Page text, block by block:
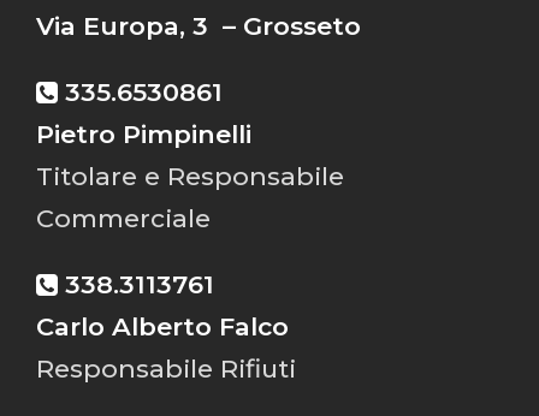
Via Europa, 3 – Grosseto
335.6530861
Pietro Pimpinelli
Titolare e Responsabile
Commerciale
338.3113761
Carlo Alberto Falco
Responsabile Rifiuti